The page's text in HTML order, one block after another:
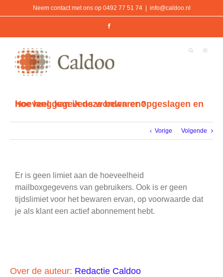
Neem contact met ons op 0492 77 51 74 info@caldoo.nl
Hoeveel gegevens worden er opgeslagen en hoe lang kan ik deze bewaren?
Vorige Volgende
Er is geen limiet aan de hoeveelheid
mailboxgegevens van gebruikers. Ook is er geen
tijdslimiet voor het bewaren ervan, op voorwaarde dat
je als klant een actief abonnement hebt.
Over de auteur: Redactie Caldoo